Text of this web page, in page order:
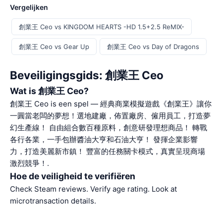
Vergelijken
創業王 Ceo vs KINGDOM HEARTS -HD 1.5+2.5 ReMIX-
創業王 Ceo vs Gear Up 創業王 Ceo vs Day of Dragons
Beveiligingsgids: 創業王 Ceo
Wat is 創業王 Ceo?
創業王 Ceo is een spel — 經典商業模擬遊戲《創業王》讓你
一圓當老闆的夢想！選地建廠，佈置廠房、僱用員工，打造夢
幻生產線！ 自由組合數百種原料，創意研發理想商品！ 轉戰
各行各業，一手包辦醬油大亨和石油大亨！ 發揮企業影響
力，打造美麗新市鎮！ 豐富的任務關卡模式，真實呈現商場
激烈競爭！.
Hoe de veiligheid te verifiëren
Check Steam reviews. Verify age rating. Look at
microtransaction details.